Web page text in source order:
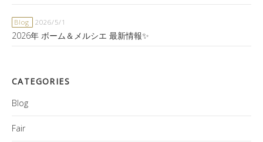
Blog 2026/5/1
2026年 ボーム＆メルシエ 最新情報✨
CATEGORIES
Blog
Fair